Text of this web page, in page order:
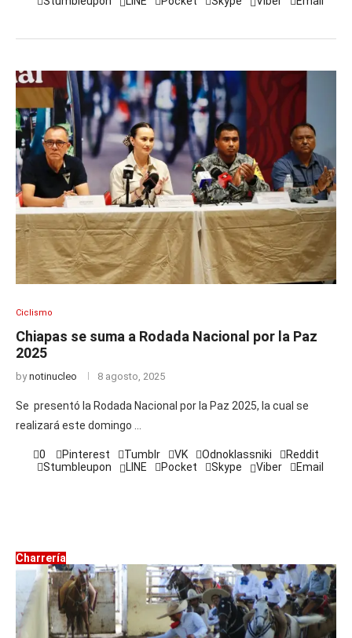
Ciclismo
Chiapas se suma a Rodada Nacional por la Paz
2025
bynotinucleo 8 agosto, 2025
Se presentó la Rodada Nacional por la Paz 2025, la cual se
realizará este domingo …
0 Pinterest Tumblr VK Odnoklassniki
Reddit
Stumbleupon
LINE Pocket Skype Viber Email
Charrería